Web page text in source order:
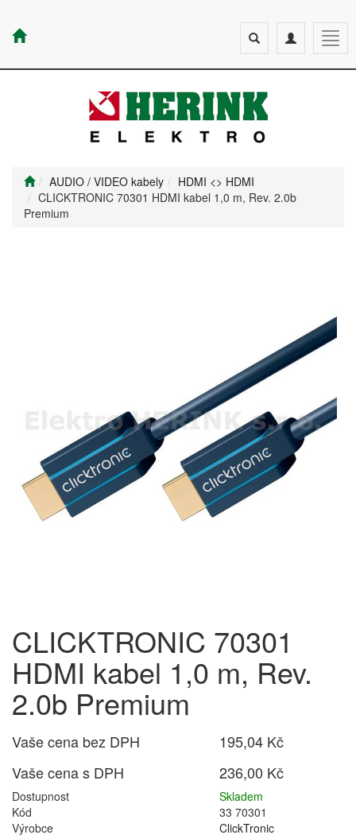
Toggle
navigation
Toggle
search
AUDIO / VIDEO kabely
HDMI <> HDMI
CLICKTRONIC 70301 HDMI kabel 1,0 m, Rev. 2.0b
Premium
CLICKTRONIC 70301
HDMI kabel 1,0 m, Rev.
2.0b Premium
Vaše cena bez DPH
195,04 Kč
Vaše cena s DPH
236,00 Kč
Dostupnost
Skladem
Kód
33 70301
Výrobce
ClickTronic